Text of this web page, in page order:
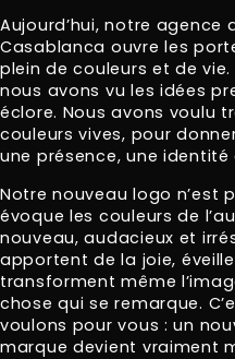
Aujourd’hui, notre
Casablanca ouvre les
plein de couleurs et de
nous avons vu les idées
éclore. Nous avons voulu
couleurs vives, pour
une présence, une
Notre nouveau logo n’est
évoque les couleurs de
nouveau, audacieux et
apportent de la joie,
transforment même
chose qui se remarque.
voulons pour vous : un
marque devient vraiment